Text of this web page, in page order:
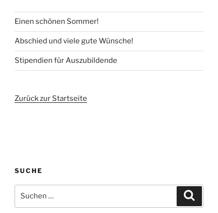
Einen schönen Sommer!
Abschied und viele gute Wünsche!
Stipendien für Auszubildende
Zurück zur Startseite
SUCHE
nach: